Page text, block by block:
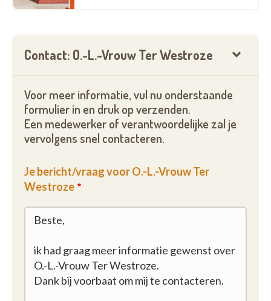
Contact: O.-L.-Vrouw Ter Westroze
Voor meer informatie, vul nu onderstaande
formulier in en druk op verzenden.
Een medewerker of verantwoordelijke zal je
vervolgens snel contacteren.
Je bericht/vraag voor O.-L.-Vrouw Ter
Westroze